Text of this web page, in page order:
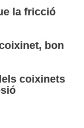
la fricció
bon
coixinets